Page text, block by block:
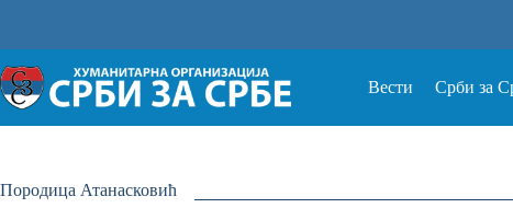
Вести Срби за
Породица Атанасковић